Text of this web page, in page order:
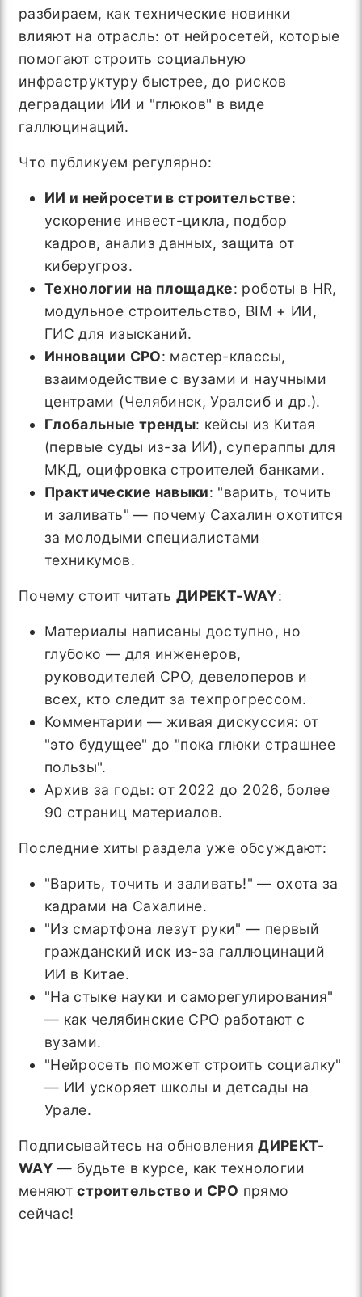
разбираем, как технические новинки
влияют на отрасль: от нейросетей, которые
помогают строить социальную
инфраструктуру быстрее, до рисков
деградации ИИ и "глюков" в виде
галлюцинаций.
Что публикуем регулярно:
ИИ и нейросети в строительстве:
ускорение инвест-цикла, подбор
кадров, анализ данных, защита от
киберугроз.
Технологии на площадке: роботы в HR,
модульное строительство, BIM + ИИ,
ГИС для изысканий.
Инновации СРО: мастер-классы,
взаимодействие с вузами и научными
центрами (Челябинск, Уралсиб и др.).
Глобальные тренды: кейсы из Китая
(первые суды из-за ИИ), супераппы для
МКД, оцифровка строителей банками.
Практические навыки: "варить, точить
и заливать" — почему Сахалин охотится
за молодыми специалистами
техникумов.
Почему стоит читатьДИРЕКТ-WAY:
Материалы написаны доступно, но
глубоко — для инженеров,
руководителей СРО, девелоперов и
всех, кто следит за техпрогрессом.
Комментарии — живая дискуссия: от
"это будущее" до "пока глюки страшнее
пользы".
Архив за годы: от 2022 до 2026, более
90 страниц материалов.
Последние хиты раздела уже обсуждают:
"Варить, точить и заливать!" — охота за
кадрами на Сахалине.
"Из смартфона лезут руки" — первый
гражданский иск из-за галлюцинаций
ИИ в Китае.
"На стыке науки и саморегулирования"
— как челябинские СРО работают с
вузами.
"Нейросеть поможет строить социалку"
— ИИ ускоряет школы и детсады на
Урале.
Подписывайтесь на обновленияДИРЕКТ-
WAY — будьте в курсе, как технологии
меняютстроительство и СРО прямо
сейчас!